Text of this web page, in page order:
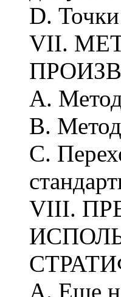
D.
VII.
А.
В.
С.
VIII.
А. Еще